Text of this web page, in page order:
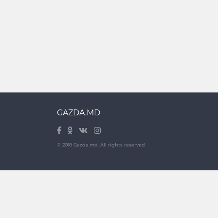
GAZDA.MD
© 2018 Gazda.md. All rights reserved